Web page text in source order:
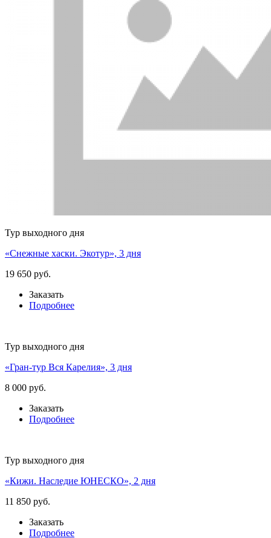
Тур выходного дня
«Снежные хаски. Экотур», 3 дня
19 650 руб.
Заказать
Подробнее
Тур выходного дня
«Гран-тур Вся Карелия», 3 дня
8 000 руб.
Заказать
Подробнее
Тур выходного дня
«Кижи. Наследие ЮНЕСКО», 2 дня
11 850 руб.
Заказать
Подробнее